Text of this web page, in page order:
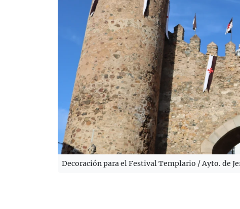
Decoración para el Festival Templario / Ayto. de